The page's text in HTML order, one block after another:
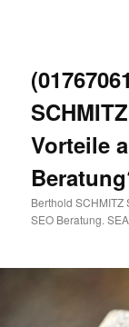
Vorteile
Berthold SCHMITZ
SEO Beratung.